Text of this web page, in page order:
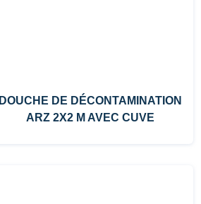
DOUCHE DE DÉCONTAMINATION
ARZ 2X2 M AVEC CUVE